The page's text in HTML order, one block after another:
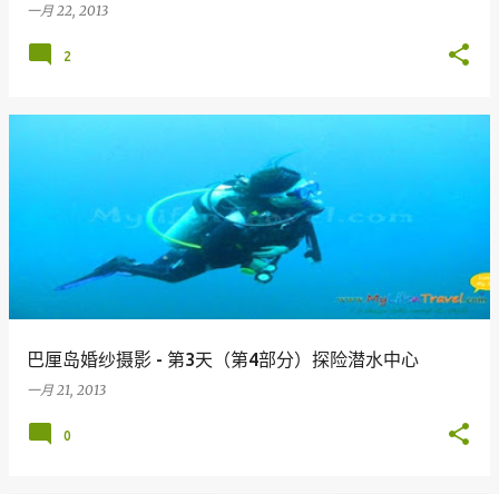
一月 22, 2013
2
巴厘岛婚纱摄影 - 第3天（第4部分）探险潜水中心
一月 21, 2013
0